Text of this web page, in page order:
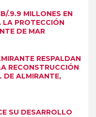
.9.9 MILLONES EN
LA PROTECCIÓN
DE MAR
RESPALDAN
RECONSTRUCCIÓN
DE ALMIRANTE,
SU DESARROLLO